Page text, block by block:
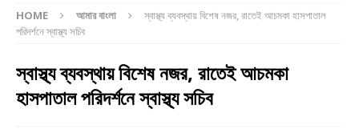
HOME আমার বাংলা
স্বাস্থ্য ব্যবস্থায় বিশেষ নজর, রাতেই আচমকা হাসপাতাল
পরিদর্শনে স্বাস্থ্য সচিব
স্বাস্থ্য ব্যবস্থায় বিশেষ নজর, রাতেই আচমকা
হাসপাতাল পরিদর্শনে স্বাস্থ্য সচিব